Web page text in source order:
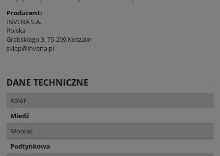
Producent:
INVENA S.A.
Polska
Grabskiego 3, 75-209 Koszalin
sklep@invena.pl
DANE TECHNICZNE
Kolor
Miedź
Montaż
Podtynkowa